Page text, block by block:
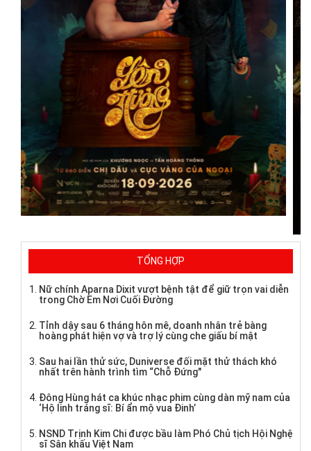
TỔNG HỢP
Nữ chính Aparna Dixit vượt bệnh tật để giữ trọn vai diễn
trong Chờ Em Nơi Cuối Đường
Tỉnh dậy sau 6 tháng hôn mê, doanh nhân trẻ bàng
hoàng phát hiện vợ và trợ lý cùng che giấu bí mật
Sau hai lần thử sức, Duniverse đối mặt thử thách khó
nhất trên hành trình tìm “Chỗ Đứng"
Đông Hùng hát ca khúc nhạc phim cùng dàn mỹ nam của
‘Hộ linh tráng sĩ: Bí ẩn mộ vua Đinh’
NSND Trịnh Kim Chi được bầu làm Phó Chủ tịch Hội Nghệ
sĩ Sân khấu Việt Nam